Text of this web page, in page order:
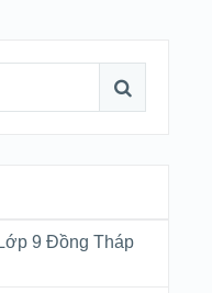
9 Đồng Tháp